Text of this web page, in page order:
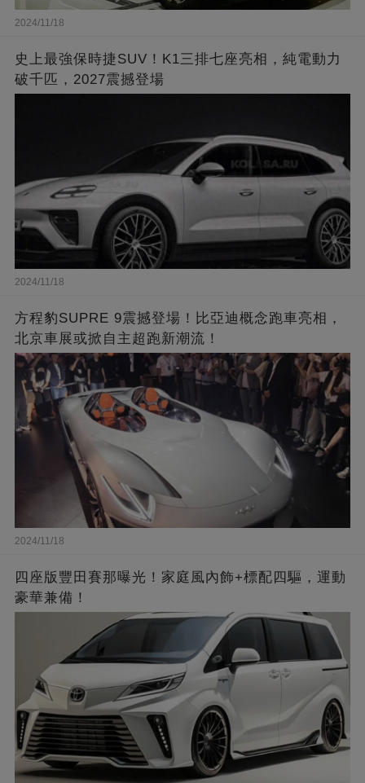
2024/11/18
史上最強保時捷SUV！K1三排七座亮相，純電動力
破千匹，2027震撼登場
2024/11/18
方程豹SUPRE 9震撼登場！比亞迪概念跑車亮相，
北京車展或掀自主超跑新潮流！
2024/11/18
四座版豐田賽那曝光！家庭風內飾+標配四驅，運動
豪華兼備！